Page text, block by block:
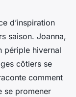
d’inspiration
saison. Joanna,
périple hivernal
côtiers se
comment
se promener